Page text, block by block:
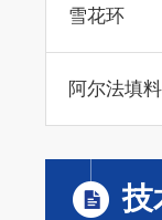
雪花环
阿尔法填料
技